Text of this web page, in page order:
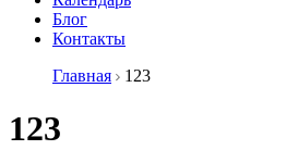
Блог
Контакты
Главная
123
123